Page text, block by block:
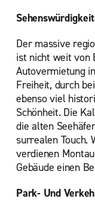
Der massive
ist nicht weit von
Autovermietung
Freiheit, durch
ebenso viel
Schönheit. Die
die alten
surrealen Touch.
verdienen
Gebäude einen
Park- Und